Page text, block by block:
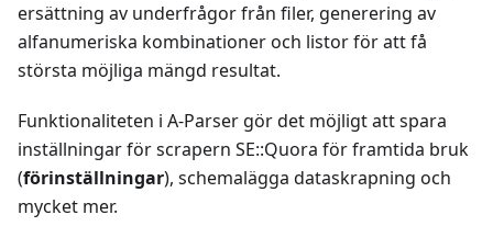
ersättning av underfrågor från filer, generering av
alfanumeriska kombinationer och listor för att få
största möjliga mängd resultat.
Funktionaliteten i A-Parser gör det möjligt att spara
inställningar för scrapern SE::Quora för framtida bruk
(förinställningar), schemalägga dataskrapning och
mycket mer.